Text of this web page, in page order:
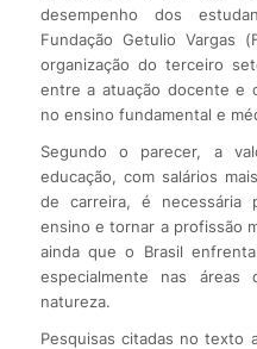
desempenho dos
Fundação Getulio Vargas
organização do terceiro
entre a atuação docente e
no ensino fundamental e
Segundo o parecer, a
educação, com salários
de carreira, é necessária
ensino e tornar a profissão
ainda que o Brasil
especialmente nas
natureza.
Pesquisas citadas no texto